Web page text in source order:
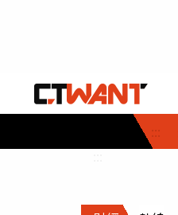
:::
社會首頁
時事
調查